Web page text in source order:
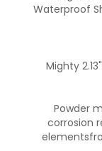
Waterproof
Mighty
Powder
corrosion